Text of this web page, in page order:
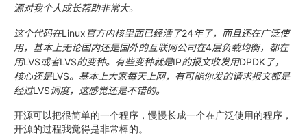
源对我个人成长帮助非常大。
这个代码在Linux 官方内核里面已经活了24年了，而且还在广泛使
用，基本上无论国内还是国外的互联网公司在4层负载均衡，都在
用LVS或者LVS的变种。有些变种就是IP的报文收发用DPDK 了，
核心还是LVS。基本上大家每天上网，有可能你发的请求报文都是
经过LVS调度，这感觉还是不错的。
开源可以把很简单的一个程序，慢慢长成一个在广泛使用的程序，
开源的过程我觉得是非常棒的。